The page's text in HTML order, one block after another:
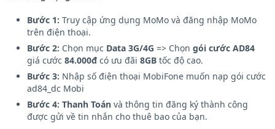
Trên ứng dụng MoMo:
Bước 1:Truy cập ứng dụng MoMo và đăng nhập MoMo
trên điện thoại.
Bước 2:Chọn mụcData 3G/4G=> Chọngói cước AD84
giá cước84.000đ có ưu đãi 8GBtốc độ cao.
Bước 3:Nhập số điện thoại MobiFone muốn nạp gói cước
ad84_dc Mobi
Bước 4: Thanh Toánvà thông tin đăng ký thành công